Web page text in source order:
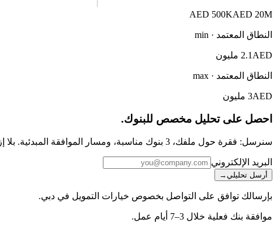
AED 500KAED 20M
النطاق المعتمد · min
AED 2.1 مليون
النطاق المعتمد · max
AED3 مليون
احصل على تحليل مخصص للبنوك.
سنرسل: فقرة حول ملفك، 3 بنوك مناسبة، ومسار الموافقة المبدئية. بلا إزعاج.
البريد الإلكتروني
أرسل تحليلي→
بإرسالك توافق على التواصل بخصوص خيارات التمويل في دبي.
موافقة بنك فعلية خلال 3–7 أيام عمل.